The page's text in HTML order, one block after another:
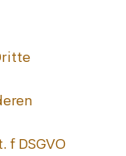
f DSGVO